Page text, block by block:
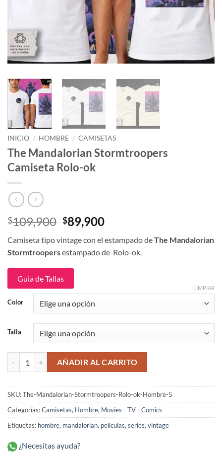
INICIO / HOMBRE / CAMISETAS
The Mandalorian Stormtroopers
Camiseta Rolo-ok
$109,900 El
precio
original
era:
$109,900.
$89,900El
actual
es:
Camiseta tipo vintage con el estampado deThe Mandalorian
Stormtroopersestampado de Rolo-ok.
Guia de Tallas
Color
Talla
LIMPIAR
The Mandalorian Stormtroopers Camiseta Rolo-ok cantidad
AÑADIR AL CARRITO
SKU:The-Mandalorian-Stormtroopers-Rolo-ok-Hombre-5
Categorías:Camisetas, Hombre, Movies - TV - Comics
Etiquetas: hombre, mandalorian, películas,series,vintage
¿Necesitas ayuda?